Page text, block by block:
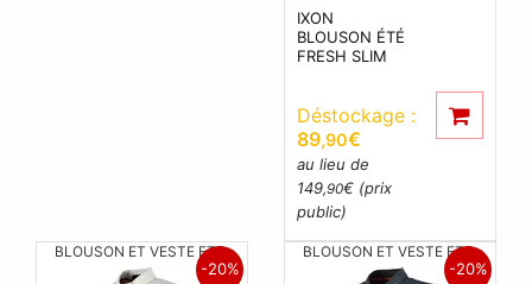
IXON
BLOUSON ÉTÉ
FRESH SLIM
Déstockage :
89,90€
au lieu de
149,90€ (prix
public)
BLOUSON ET VESTE ETE
-20%
BLOUSON ET VESTE ETE
-20%